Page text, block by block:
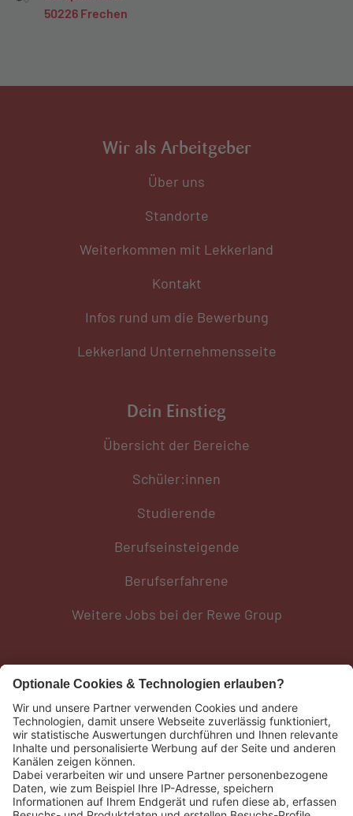
50226 Frechen
Wir als Arbeitgeber
Über uns
Standorte
Weiterkommen mit Lekkerland
Kontakt
Infos rund um die Bewerbung
Lekkerland Unternehmensseite
Dein Einstieg
Übersicht der Bereiche
Schüler:innen
Studierende
Berufseinsteigende
Berufserfahrene
Weitere Jobs bei der Rewe Group
Social Media
Weiteres
REWE Group